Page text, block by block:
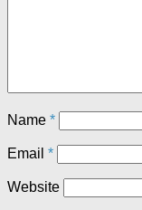
Name *
Email *
Website